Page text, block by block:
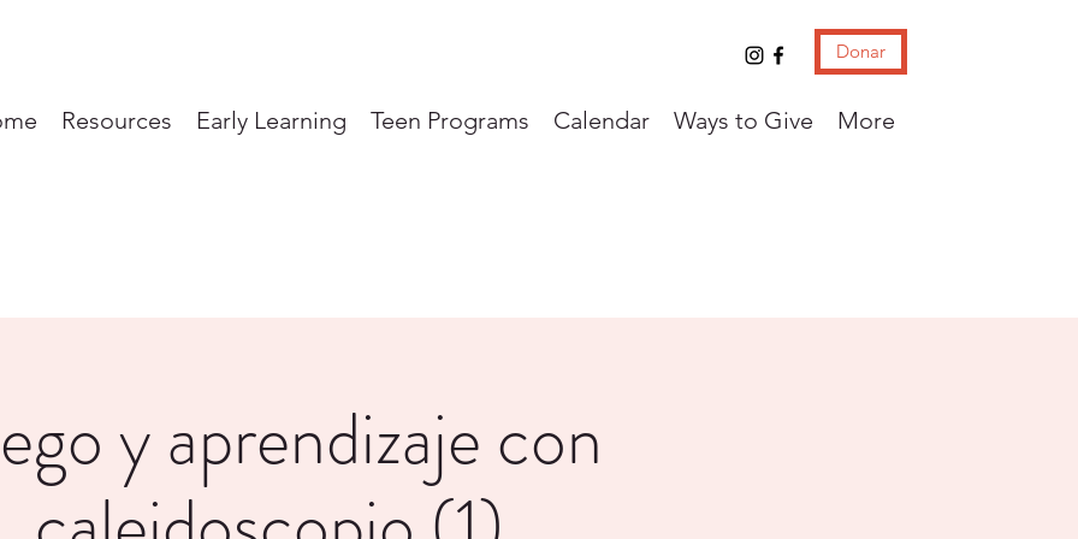
Donar
Resources Early Learning Teen Programs Calendar Ways to Give More
y aprendizaje con